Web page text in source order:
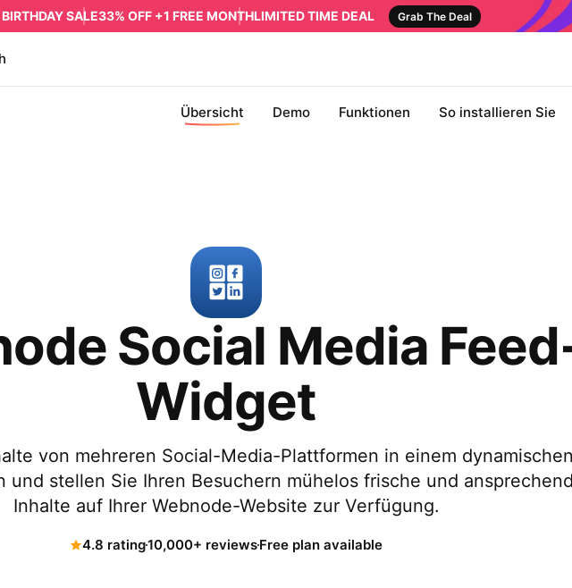
SALE33% OFF +1 FREE MONTHLIMITED TIME DEAL Grab The Deal
Übersicht Demo Funktionen So installieren Sie
Social Media
Widget
von mehreren Social-Media-Plattformen in einem dynamischen
und stellen Sie Ihren Besuchern mühelos frische und
Inhalte auf Ihrer Webnode-Website zur Verfügung.
4.8 rating10,000+ reviewsFree plan available